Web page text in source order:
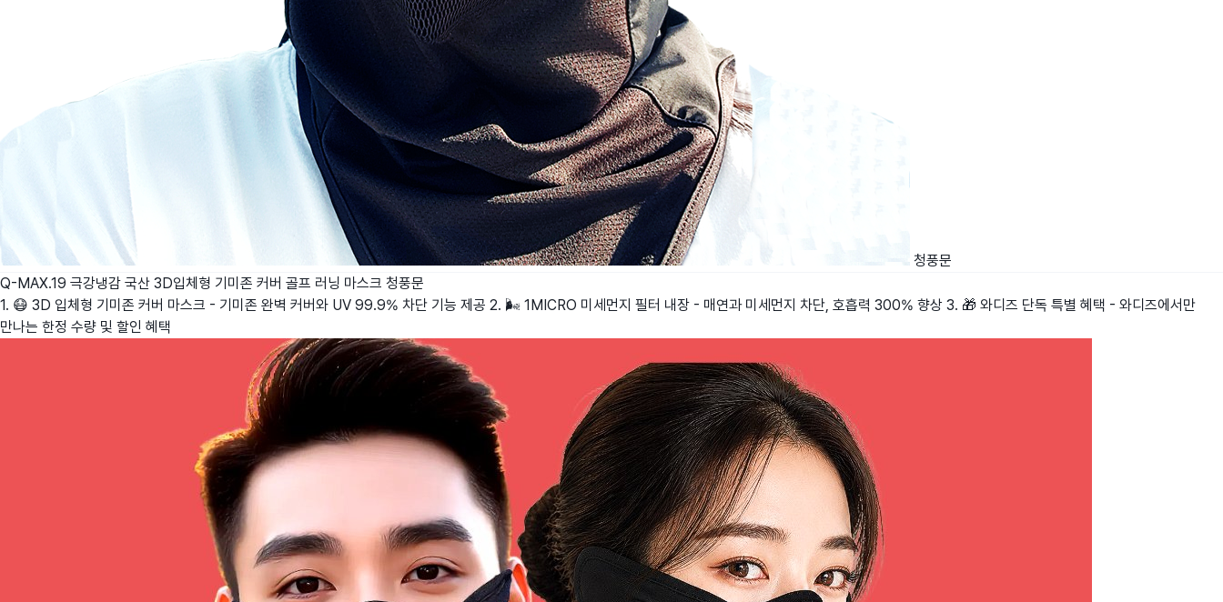
청풍문
Q-MAX.19 극강냉감 국산 3D입체형 기미존 커버 골프 러닝 마스크 청풍문
1. 😷 3D 입체형 기미존 커버 마스크 - 기미존 완벽 커버와 UV 99.9% 차단 기능 제공 2. 🌬️ 1MICRO 미세먼지 필터 내장 - 매연과 미세먼지 차단, 호흡력 300% 향상 3. 🎁 와디즈 단독 특별 혜택 - 와디즈에서만
만나는 한정 수량 및 할인 혜택